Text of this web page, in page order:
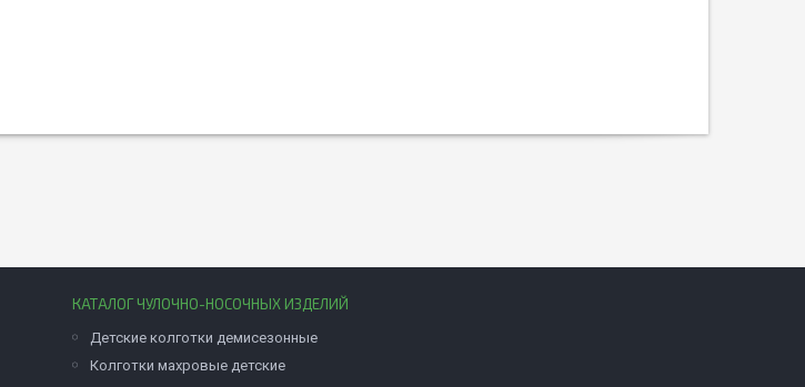
КАТАЛОГ ЧУЛОЧНО-НОСОЧНЫХ ИЗДЕЛИЙ
Детские колготки демисезонные
Колготки махровые детские